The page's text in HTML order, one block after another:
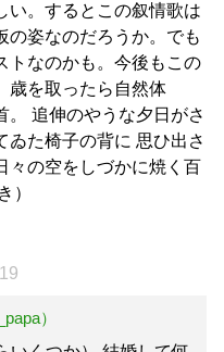
い。するとこの叙情歌は
の姿なのだろうか。でも
トなのかも。今後もこの
歳を取ったら自然体
。 追伸のやうな夕日がさ
ゐた椅子の背に 思ひ出さ
々の空をしづかに焼く百
）
）